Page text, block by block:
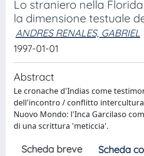
Lo straniero nella Florida
la dimensione testuale
ANDRES RENALES, GABRIEL
1997-01-01
Abstract
Le cronache d'Indias come
dell'incontro / conflitto
Nuovo Mondo: l'Inca Garcilaso
di una scrittura 'meticcia'.
Scheda breve
Scheda